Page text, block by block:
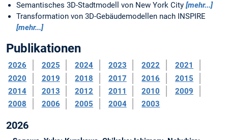
Semantisches 3D-Stadtmodell von New York City [mehr...]
Transformation von 3D-Gebäudemodellen nach INSPIRE
[mehr...]
Publikationen
2026 2025 2024 2023 2022
2021
2020
2019 2018 2017 2016
2015
2014
2013 2012 2011 2010
2009
2008
2006 2005 2004 2003
2026